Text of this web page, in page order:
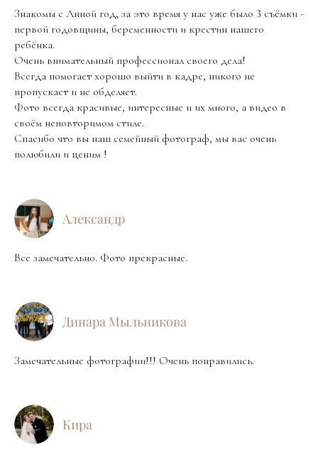
Знакомы с Анной год, за это время у нас уже было 3 съёмки -
первой годовщины, беременности и крестин нашего
ребёнка.
Очень внимательный профессионал своего дела!
Всегда помогает хорошо выйти в кадре, никого не
пропускает и не обделяет.
Фото всегда красивые, интересные и их много, а видео в
своём неповторимом стиле.
Спасибо что вы наш семейный фотограф, мы вас очень
полюбили и ценим !
Александр
Все замечательно. Фото прекрасные.
Динара Мыльникова
Замечательные фотографии!!! Очень понравились.
Кира